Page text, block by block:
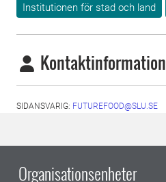
Institutionen för stad och land
Kontaktinformation
SIDANSVARIG: FUTUREFOOD@SLU.SE
Organisationsenheter